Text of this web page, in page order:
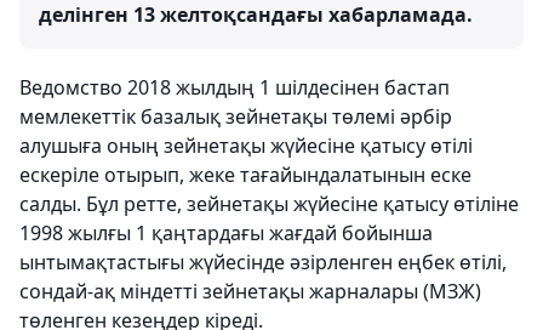
делінген 13 желтоқсандағы хабарламада.
Ведомство 2018 жылдың 1 шілдесінен бастап
мемлекеттік базалық зейнетақы төлемі әрбір
алушыға оның зейнетақы жүйесіне қатысу өтілі
ескеріле отырып, жеке тағайындалатынын еске
салды. Бұл ретте, зейнетақы жүйесіне қатысу өтіліне
1998 жылғы 1 қаңтардағы жағдай бойынша
ынтымақтастығы жүйесінде әзірленген еңбек өтілі,
сондай-ақ міндетті зейнетақы жарналары (МЗЖ)
төленген кезеңдер кіреді.